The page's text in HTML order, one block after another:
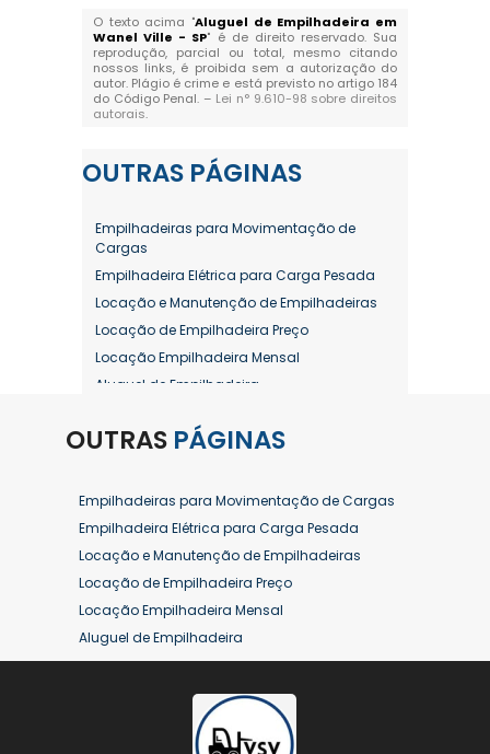
O texto acima "Aluguel de Empilhadeira em
Wanel Ville - SP" é de direito reservado. Sua
reprodução, parcial ou total, mesmo citando
nossos links, é proibida sem a autorização do
autor. Plágio é crime e está previsto no artigo 184
do Código Penal. – Lei n° 9.610-98 sobre direitos
autorais.
OUTRAS PÁGINAS
Empilhadeiras para Movimentação de
Cargas
Empilhadeira Elétrica para Carga Pesada
Locação e Manutenção de Empilhadeiras
Locação de Empilhadeira Preço
Locação Empilhadeira Mensal
Aluguel de Empilhadeira
Aluguel de Empilhadeira Diária Valor
Aluguel de Empilhadeira Elétrica Preço
Aluguel de Empilhadeira Mensal
Aluguel de Empilhadeira Preço
Aluguel de Empilhadeira Valor
Aluguel de Empilhadeiras Eletricas
Conserto de Empilhadeira
Contrato de Locação de Empilhadeira
Empilhadeira a Combustão Hyster
Empilhadeira a Combustão Toyota
OUTRAS PÁGINAS
Empilhadeiras para Movimentação de Cargas
Empilhadeira Elétrica para Carga Pesada
Locação e Manutenção de Empilhadeiras
Locação de Empilhadeira Preço
Locação Empilhadeira Mensal
Aluguel de Empilhadeira
Aluguel de Empilhadeira a Combustão
Aluguel de Empilhadeira Diária Valor
Aluguel de Empilhadeira Elétrica
Aluguel de Empilhadeira Elétrica Preço